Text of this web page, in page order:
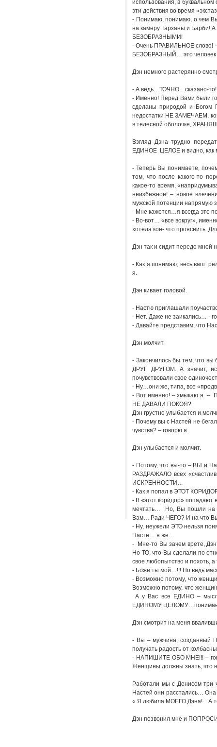
использования, в
эти действия во время
- Понимаю, понимаю, о чем
на камеру Тарзаны и Барби!
БЕЗОБРАЗНЫМИ!
- Очень ПРАВИЛЬНОЕ слово! –
БЕЗОБРАЗНЫЙ… это
Дэн немного растерянно
- А ведь…ТОЧНО…сказано-то!
- Именно! Перед Вами были
сделаны природой и
недостатки НЕ ЗАМЕЧАЕМ,
в телесной оболочке,
Взгляд Дэна трудно
ЕДИНОЕ ЦЕЛОЕ и видно, как
- Теперь Вы понимаете,
том, что после какого-то
какое-то время,
неизбежное! – новое
мужской потенции напрямую
- Мне кажется…я всегда это
- Во-вот… «все вокруг»,
хотела кое- что прояснить.
Дэн так и сидит передо мной
- Как я понимаю, весь ваш
я.
Дэн кивает головой.
- Настю приглашали
- Нет. Даже не заикались… -
- Давайте представим, что
Дэн молчит.
- Закончилось бы тем, что
ДРУГ ДРУГОМ. А значит,
почувствовали свое
- Ну…они же, типа, все
- Вот именно! – хмыкаю я. –
НЕ ДАВАЛИ ПОКОЯ?
Дэн грустно улыбается и
- Почему вы с Настей не
чувства? – говорю я.
Дэн улыбается и молчит.
- Потому, что вы-то – ВЫ и
РАЗДРАЖАЛО всех
ИСКРЕННОСТИ…
- Как я попал в ЭТОТ
- В «этот коридор»
мечтать… Но, Вы пошли на
Вам… Ради ЧЕГО? И на что
- Ну, неужели ЭТО нельзя
Насте… я же…
- Мне-то Вы зачем врете,
Но ТО, что Вы сделали по
свое любопытство и
- Боже ты мой…!!! Но ведь
- Возможно потому, что
Возможно потому, что
А у Вас все ЕДИНО –
ЕДИНОМУ
Дэн смотрит на меня
- Вы – мужчина, созданный
получать радость от
- НАПИШИТЕ ОБО МНЕ!!! –
Женщины должны знать, что
Работали мы с Денисом три
Настей они расстались…
« Я любила МОЕГО Дэна!...
Дэн позвонил мне и